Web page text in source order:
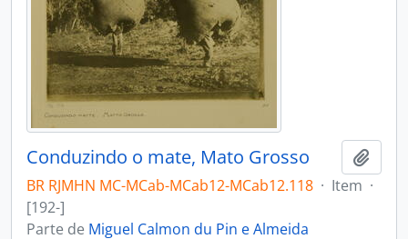
Conduzindo o mate, Mato Grosso
BR RJMHN MC-MCab-MCab12-MCab12.118 · Item ·
[192-]
Parte de Miguel Calmon du Pin e Almeida